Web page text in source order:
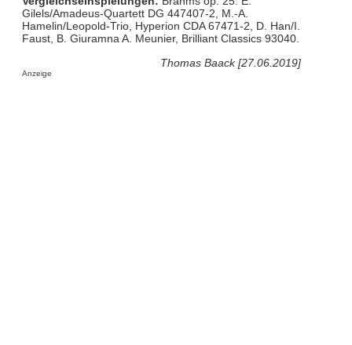
Gilels/Amadeus-Quartett DG 447407-2, M.-A.
Hamelin/Leopold-Trio, Hyperion CDA 67471-2, D. Han/I.
Faust, B. Giuramna A. Meunier, Brilliant Classics 93040.
Thomas Baack [27.06.2019]
Anzeige